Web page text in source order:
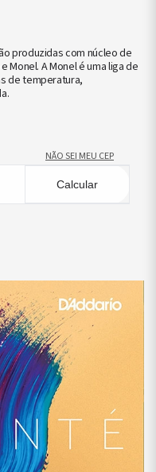
produzidas com núcleo de
A Monel é uma liga de
de temperatura,
NÃO SEI MEU CEP
Calcular